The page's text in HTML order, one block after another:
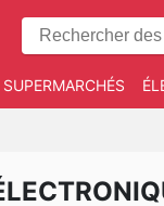
SUPERMARCHÉS